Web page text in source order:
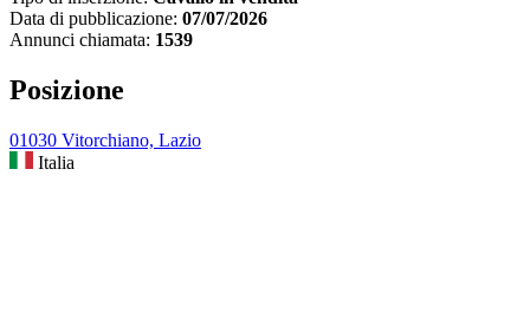
Data di pubblicazione: 07/07/2026
Annunci chiamata: 1539
Posizione
01030 Vitorchiano, Lazio
Italia